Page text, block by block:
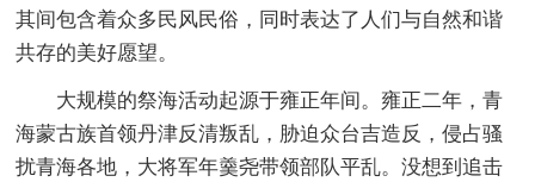
其间包含着众多民风民俗，同时表达了人们与自然和谐
共存的美好愿望。
大规模的祭海活动起源于雍正年间。雍正二年，青
海蒙古族首领丹津反清叛乱，胁迫众台吉造反，侵占骚
扰青海各地，大将军年羹尧带领部队平乱。没想到追击